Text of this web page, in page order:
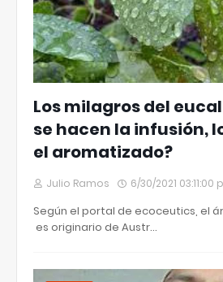
Los milagros del
se hacen la infusión,
el aromatizado?
Julio Ramos 6/30/2021 03:11:00
Según el portal de ecoceutics, el
es originario de Austr…